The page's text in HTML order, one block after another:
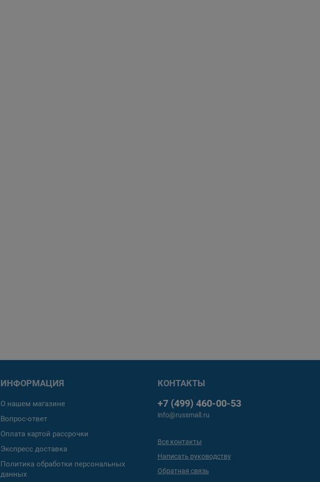
ИНФОРМАЦИЯ
О нашем магазине
Вопрос-ответ
Оплата картой рассрочки
Экспресс доставка
Политика обработки персональных
данных
КОНТАКТЫ
+7 (499) 460-00-53
info@russmall.ru
Все контакты
Написать руководству
Обратная связь